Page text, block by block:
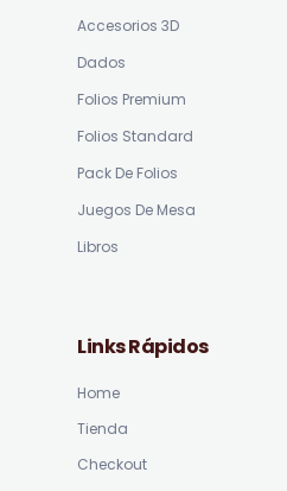
Accesorios 3D
Dados
Folios Premium
Folios Standard
Pack De Folios
Juegos De Mesa
Libros
Links Rápidos
Home
Tienda
Checkout